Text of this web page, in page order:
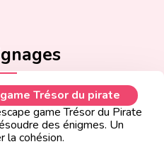
Trésor du pirate
game Trésor du Pirate
des énigmes. Un
la cohésion.